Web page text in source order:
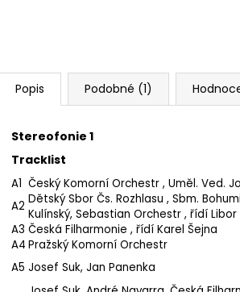
Popis Podobné (1)
Stereofonie 1
Tracklist
A1 Český Komorní Orchestr , Uměl. Ved.
A2 Dětský Sbor Čs. Rozhlasu , Sbm.
Kulínský, Sebastian Orchestr , řídí Libor
A3 Česká Filharmonie , řídí Karel Šejna
A4 Pražský Komorní Orchestr
A5 Josef Suk, Jan Panenka